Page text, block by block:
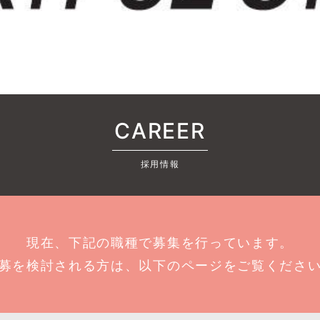
CAREER
採用情報
現在、下記の職種で募集を行っています。
を検討される方は、以下のページをご覧くださ